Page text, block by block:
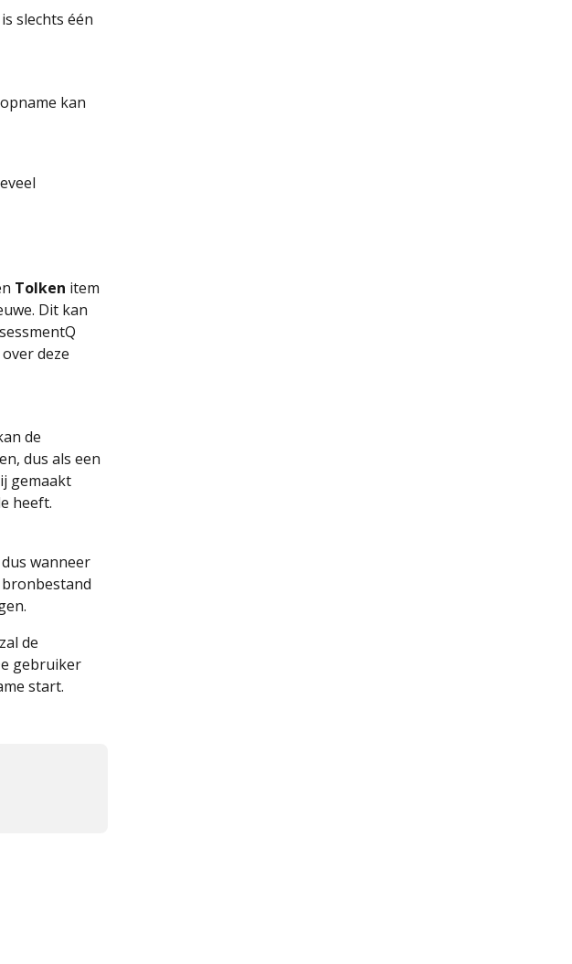
slechts één
kan
Tolken item
Dit kan
deze
de
dus als een
gemaakt
heeft.
wanneer
de
gebruiker
start.